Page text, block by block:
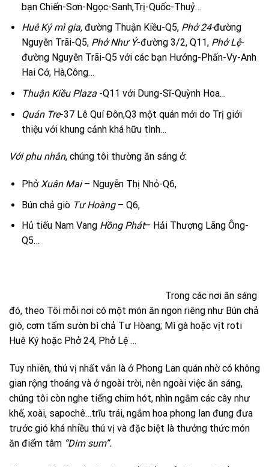
bạn Chiến-Sơn-Ngọc-Sanh,Trị-Quốc-Thuỷ…
Huê Ký mì gia, đường Thuận Kiều-Q5, Phở 24-đường
Nguyễn Trãi-Q5, Phở Như Ý-đường 3/2, Q11, Phở Lệ-
đường Nguyễn Trãi-Q5 với các bạn Hưởng-Phấn-Vy-Anh
Hai Cớ, Hà,Công…
ThuậnKiều Plaza-Q11 với Dung-Sĩ-Quỳnh Hoa…
Quán Tre-37 Lê Quí Đôn,Q3 một quán mới do Trị giới
thiệu với khung cảnh khá hữu tình…
Với phu nhân, chúng tôi thường ăn sáng ở:
PhởXuân Mai– Nguyễn Thị Nhỏ-Q6,
Bún chả giò Tư Hoàng – Q6,
Hủ tiếu Nam Vang Hồng Phát– Hải Thượng Lãng Ông-
Q5…
Trong các nơi ăn sáng
đó, theo Tôi mỗi nơi có một món ăn ngon riêng như Bún chả
giò, cơm tấm sườn bì chả Tư Hòang; Mì gà hoặc vịt roti
Huê Ký hoặc Phở 24, Phở Lệ …
Tuy nhiên, thú vị nhất vẫn là ở Phong Lan quán nhờ có không
gian rộng thoáng và ở ngoài trời, nên ngoài việc ăn sáng,
chúng tôi còn nghe tiếng chim hót, nhìn ngắm các cây như
khế, xoài, sapochê…trĩu trái, ngắm hoa phong lan đung đưa
trước gió khá nhiều thú vị và đặc biệt là thưởng thức món
ăn điểm tâm “Dim sum”.